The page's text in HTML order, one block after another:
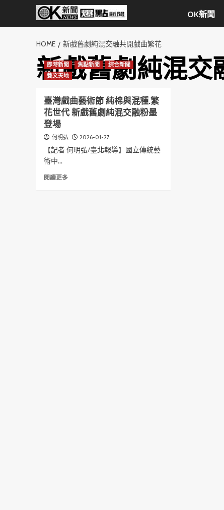
OK新聞
HOME 新戲舊劇純混交融共開戲曲繁花
新戲舊劇純混交
即時新聞 焦點新聞
綜合新聞
藝文天地
臺灣戲曲藝術節 純棉與混種.繁
花世代 新戲舊劇純混交融粉墨
登場
何明弘 2026-01-27
【記者 何明弘/臺北報導】國立傳統藝
術中...
閱讀更多Read